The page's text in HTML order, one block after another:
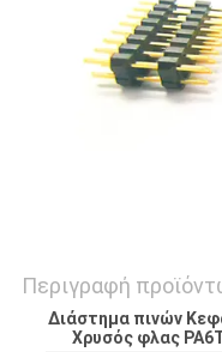
Περιγραφή
Διάστημα πινών
Χρυσός φλας